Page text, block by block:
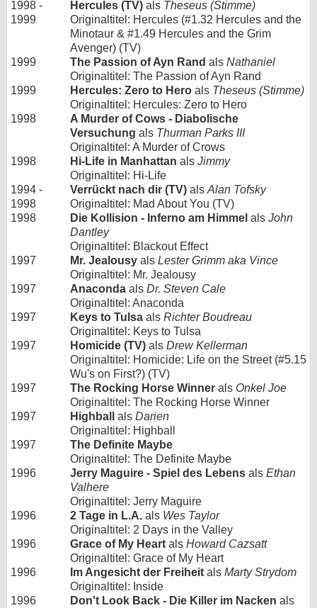
1998 -
1999
Hercules (TV) als Theseus (Stimme)
Originaltitel: Hercules (#1.32 Hercules and the
Minotaur & #1.49 Hercules and the Grim
Avenger) (TV)
1999
The Passion of Ayn Rand als Nathaniel
Originaltitel: The Passion of Ayn Rand
1999
Hercules: Zero to Hero als Theseus (Stimme)
Originaltitel: Hercules: Zero to Hero
1998
A Murder of Cows - Diabolische
Versuchung als Thurman Parks III
Originaltitel: A Murder of Crows
1998
Hi-Life in Manhattan als Jimmy
Originaltitel: Hi-Life
1994 -
1998
Verrückt nach dir (TV) als Alan Tofsky
Originaltitel: Mad About You (TV)
1998
Die Kollision - Inferno am Himmel als John
Dantley
Originaltitel: Blackout Effect
1997
Mr. Jealousy als Lester Grimm aka Vince
Originaltitel: Mr. Jealousy
1997
Anaconda als Dr. Steven Cale
Originaltitel: Anaconda
1997
Keys to Tulsa als Richter Boudreau
Originaltitel: Keys to Tulsa
1997
Homicide (TV) als Drew Kellerman
Originaltitel: Homicide: Life on the Street (#5.15
Wu's on First?) (TV)
1997
The Rocking Horse Winner als Onkel Joe
Originaltitel: The Rocking Horse Winner
1997
Highball als Darien
Originaltitel: Highball
1997
The Definite Maybe
Originaltitel: The Definite Maybe
1996
Jerry Maguire - Spiel des Lebens als Ethan
Valhere
Originaltitel: Jerry Maguire
1996
2 Tage in L.A. als Wes Taylor
Originaltitel: 2 Days in the Valley
1996
Grace of My Heart als Howard Cazsatt
Originaltitel: Grace of My Heart
1996
Im Angesicht der Freiheit als Marty Strydom
Originaltitel: Inside
1996
Don't Look Back - Die Killer im Nacken als